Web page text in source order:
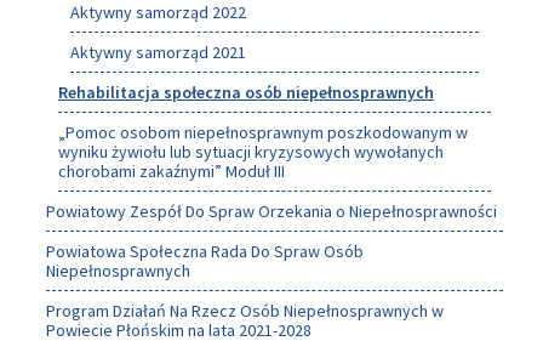
Aktywny samorząd 2022
Aktywny samorząd 2021
Rehabilitacja społeczna osób niepełnosprawnych
„Pomoc osobom niepełnosprawnym poszkodowanym w
wyniku żywiołu lub sytuacji kryzysowych wywołanych
chorobami zakaźnymi” Moduł III
Powiatowy Zespół Do Spraw Orzekania o Niepełnosprawności
Powiatowa Społeczna Rada Do Spraw Osób
Niepełnosprawnych
Program Działań Na Rzecz Osób Niepełnosprawnych w
Powiecie Płońskim na lata 2021-2028